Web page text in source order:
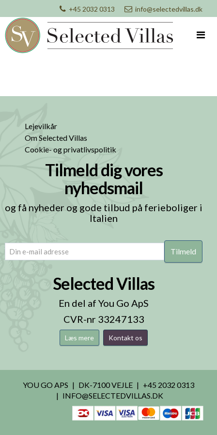
+45 2032 0313 info@selectedvillas.dk
Lejevilkår
Om Selected Villas
Cookie- og privatlivspolitik
Tilmeld dig vores
nyhedsmail
og få nyheder og gode tilbud på ferieboliger i
Italien
(Påkrævet)
Selected Villas
En del af You Go ApS
CVR-nr 33247133
Læs mere Kontakt os
YOU GO APS DK-7100 VEJLE
+45 2032 0313
INFO@SELECTEDVILLAS.DK